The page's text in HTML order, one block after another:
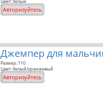
Цвет: белый
Авторизуйтесь
Джемпер для
Размер: 110
Цвет: белый/оранжевый
Авторизуйтесь